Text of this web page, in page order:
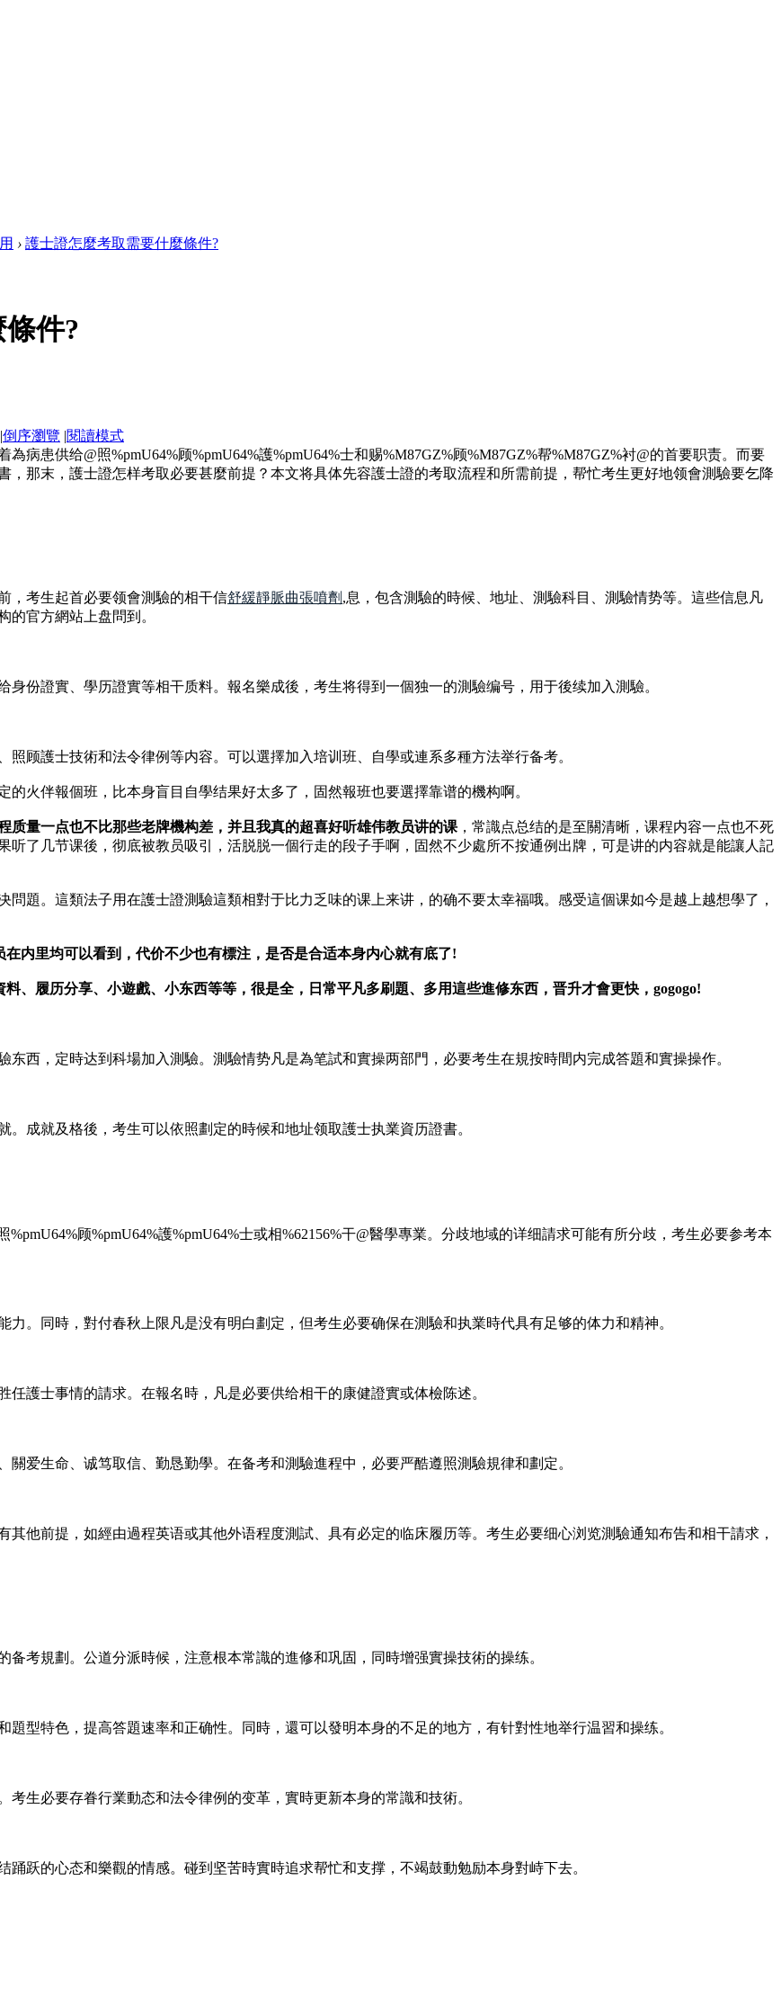
› 護士證怎麼考取需要什麼條件?
件?
|倒序瀏覽 |閱讀模式
病患供给@照%pmU64%顾%pmU64%護%pmU64%士和赐%M87GZ%顾%M87GZ%帮%M87GZ%衬@的首要职责。而要
，那末，護士證怎样考取必要甚麼前提？本文将具体先容護士證的考取流程和所需前提，帮忙考生更好地领會測驗要乞降
，考生起首必要领會測驗的相干信舒緩靜脈曲張噴劑 ,息，包含測驗的時候、地址、測驗科目、測驗情势等。這些信息凡
的官方網站上盘問到。
份證實、學历證實等相干质料。報名樂成後，考生将得到一個独一的測驗编号，用于後续加入測驗。
顾護士技術和法令律例等内容。可以選擇加入培训班、自學或連系多種方法举行备考。
火伴報個班，比本身盲目自學结果好太多了，固然報班也要選擇靠谱的機构啊。
质量一点也不比那些老牌機构差，并且我真的超喜好听雄伟教员讲的课 ，常識点总结的是至關清晰，课程内容一点也不死
听了几节课後，彻底被教员吸引，活脱脱一個行走的段子手啊，固然不少處所不按通例出牌，可是讲的内容就是能讓人記
題。這類法子用在護士證測驗這類相對于比力乏味的课上来讲，的确不要太幸福哦。感受這個课如今是越上越想學了，
内里均可以看到，代价不少也有標注，是否是合适本身内心就有底了!
、履历分享、小遊戲、小东西等等，很是全，日常平凡多刷題、多用這些進修东西，晋升才會更快，gogogo!
西，定時达到科場加入測驗。測驗情势凡是為笔試和實操两部門，必要考生在規按時間内完成答題和實操操作。
成就及格後，考生可以依照劃定的時候和地址领取護士执業資历證書。
顾%pmU64%護%pmU64%士或相%62156%干@醫學專業。分歧地域的详细請求可能有所分歧，考生必要参考本
。同時，對付春秋上限凡是没有明白劃定，但考生必要确保在測驗和执業時代具有足够的体力和精神。
護士事情的請求。在報名時，凡是必要供给相干的康健證實或体檢陈述。
爱生命、诚笃取信、勤恳勤學。在备考和測驗進程中，必要严酷遵照測驗規律和劃定。
他前提，如經由過程英语或其他外语程度測試、具有必定的临床履历等。考生必要细心浏览測驗通知布告和相干請求，
考規劃。公道分派時候，注意根本常識的進修和巩固，同時增强實操技術的操练。
型特色，提高答題速率和正确性。同時，還可以發明本身的不足的地方，有针對性地举行温習和操练。
生必要存眷行業動态和法令律例的变革，實時更新本身的常識和技術。
跃的心态和樂觀的情感。碰到坚苦時實時追求帮忙和支撑，不竭鼓動勉励本身對峙下去。